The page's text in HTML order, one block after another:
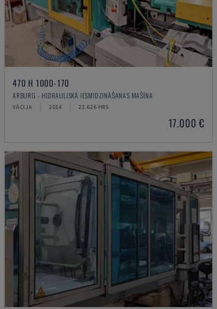
470 H 1000-170
ARBURG - HIDRAULISKĀ IESMIDZINĀŠANAS MAŠĪNA
VĀCIJA 2014 22.626 HRS
17.000 €